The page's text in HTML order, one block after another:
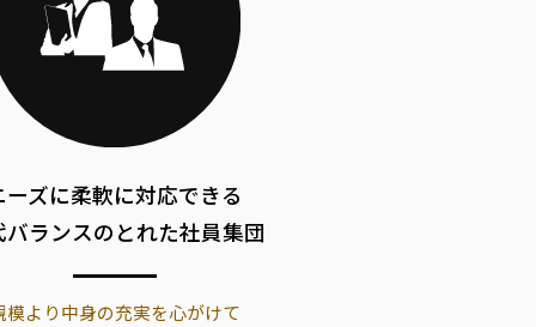
ーズに柔軟に対応できる
バランスのとれた社員集団
模より中身の充実を心がけて